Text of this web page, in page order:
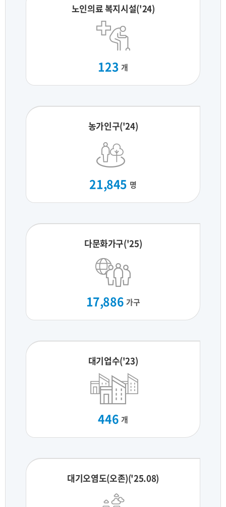
노인의료 복지시설('24)
123 개
농가인구('24)
21,845 명
다문화가구('25)
17,886 가구
대기업수('23)
446 개
대기오염도(오존)('25.08)